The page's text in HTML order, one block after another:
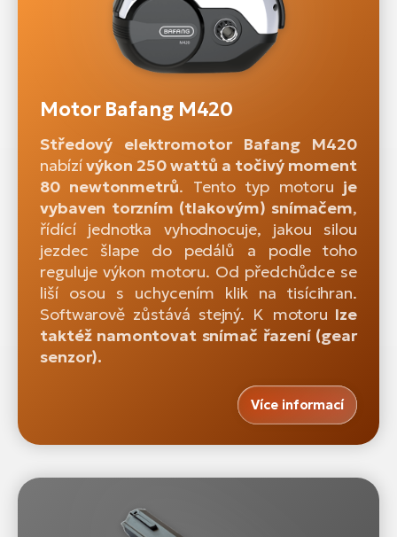
Motor Bafang M420
Středový elektromotor Bafang M420
nabízívýkon 250 wattů a točivý moment
80 newtonmetrů. Tento typ motoru je
vybaven torzním (tlakovým) snímačem,
řídící jednotka vyhodnocuje, jakou silou
jezdec šlape do pedálů a podle toho
reguluje výkon motoru. Od předchůdce se
liší osou s uchycením klik na tisícihran.
Softwarově zůstává stejný. K motoru lze
taktéž namontovat snímač řazení (gear
senzor).
Více informací